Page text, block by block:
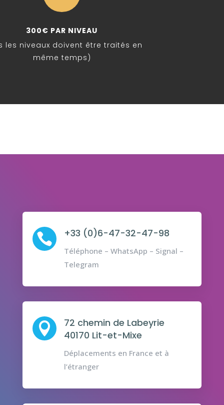
300€ PAR NIVEAU
les niveaux doivent être traités en
même temps)
 +33 (0)6-47-32-47-98
Téléphone – WhatsApp – Signal –
Telegram

72 chemin de Labeyrie
40170 Lit-et-Mixe
Déplacements en France et à
l’étranger